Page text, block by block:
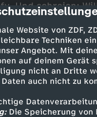
description
Website von ZDF,
Techniken
Angebot. Mit
auf deinem Gerät
nicht an Dritte
auch nicht zu
Die Speicherung von
Und schreien:
und
gegen
wie sich Chris
mit seiner